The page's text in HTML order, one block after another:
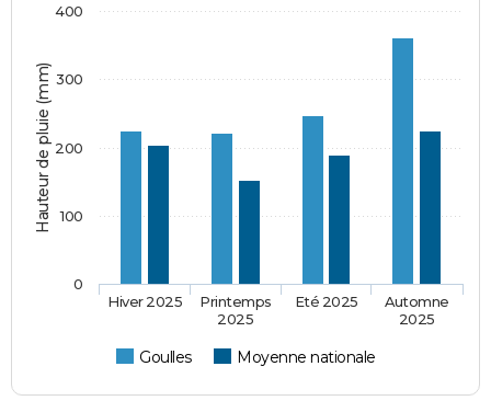
Hauteur de pluie (mm)
Goulles Moyenne nationale
Hiver 2025
Printemps
2025
Eté 2025
Automne
2025
0
100
200
300
400